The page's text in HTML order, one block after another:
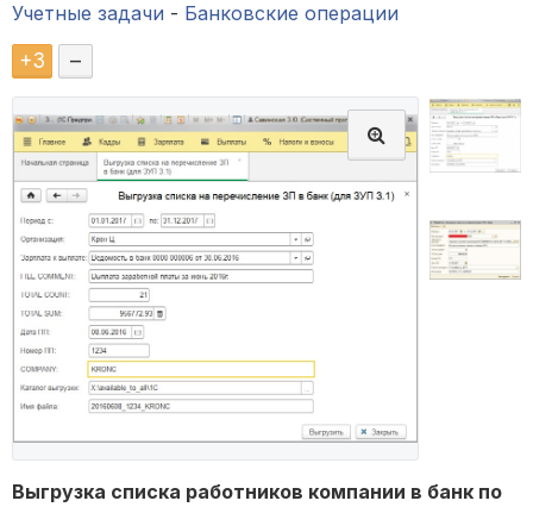
Учетные задачи - Банковские операции
+3 –
Выгрузка списка работников компании в банк по